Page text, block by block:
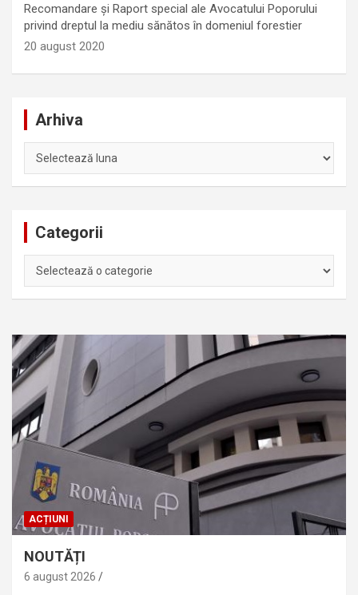
Recomandare și Raport special ale Avocatului Poporului
privind dreptul la mediu sănătos în domeniul forestier
20 august 2020
Arhiva
Categorii
ACȚIUNI
NOUTĂȚI
6 august 2026